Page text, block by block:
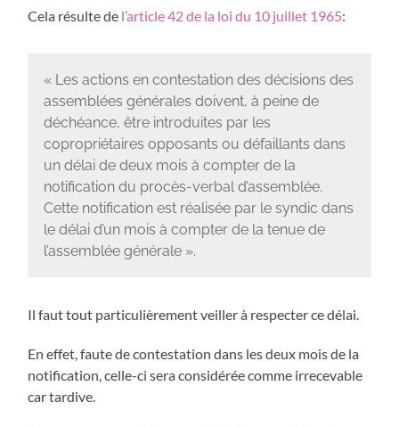
Cela résulte de l’article 42 de la loi du 10 juillet 1965:
« Les actions en contestation des décisions des
assemblées générales doivent, à peine de
déchéance, être introduites par les
copropriétaires opposants ou défaillants dans
un délai de deux mois à compter de la
notification du procès-verbal d’assemblée.
Cette notification est réalisée par le syndic dans
le délai d’un mois à compter de la tenue de
l’assemblée générale ».
Il faut tout particulièrement veiller à respecter ce délai.
En effet, faute de contestation dans les deux mois de la
notification, celle-ci sera considérée comme irrecevable
car tardive.